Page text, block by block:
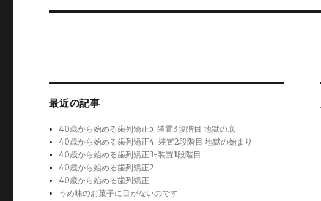
ン
投
最近の記事
40歳から始める歯列矯正5-装置3段階目 地獄の底
40歳から始める歯列矯正4-装置2段階目 地獄の始まり
40歳から始める歯列矯正3-装置1段階目
40歳から始める歯列矯正2
40歳から始める歯列矯正
うめ味のお菓子に目がないのです